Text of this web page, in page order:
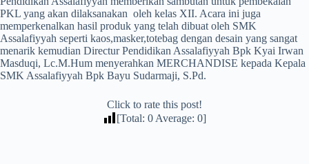
PKL yang akan dilaksanakan oleh kelas XII. Acara ini juga
memperkenalkan hasil produk yang telah dibuat oleh SMK
Assalafiyyah seperti kaos,masker,totebag dengan desain yang sangat
menarik kemudian Directur Pendidikan Assalafiyyah Bpk Kyai Irwan
Masduqi, Lc.M.Hum menyerahkan MERCHANDISE kepada Kepala
SMK Assalafiyyah Bpk Bayu Sudarmaji, S.Pd.
Click to rate this post!
[Total: 0 Average: 0]